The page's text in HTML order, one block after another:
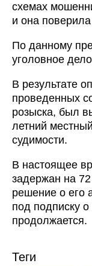
схемах
и она
По данному
уголовное
В результате
проведенных
розыска, был
летний
судимости.
В настоящее
задержан на
решение о его
под подписку
продолжается.
Теги